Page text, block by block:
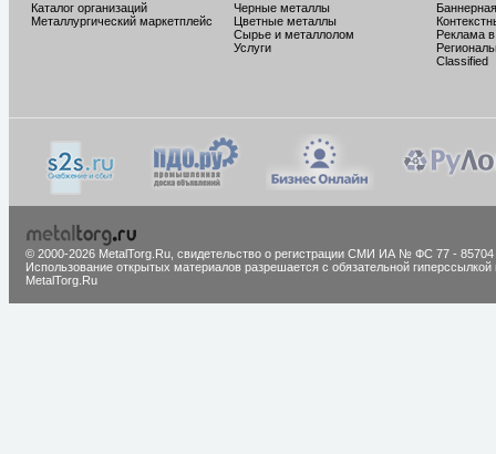
Каталог организаций
Металлургический маркетплейс
Черные металлы
Цветные металлы
Сырье и металлолом
Услуги
Реклама
Classified
© 2000-2026 MetalTorg.Ru, cвидетельство о регистрации СМИ ИА № ФС 77 - 85704
Использование открытых материалов разрешается с обязательной гиперссылкой
MetalTorg.Ru